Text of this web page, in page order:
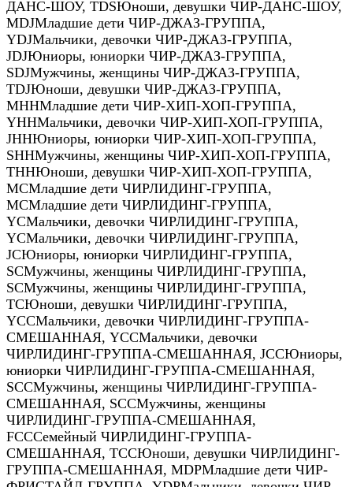
ДАНС-ШОУ, TDSЮноши, девушки ЧИР-ДАНС-ШОУ,
MDJМладшие дети ЧИР-ДЖАЗ-ГРУППА,
YDJМальчики, девочки ЧИР-ДЖАЗ-ГРУППА,
JDJЮниоры, юниорки ЧИР-ДЖАЗ-ГРУППА,
SDJМужчины, женщины ЧИР-ДЖАЗ-ГРУППА,
TDJЮноши, девушки ЧИР-ДЖАЗ-ГРУППА,
MHHМладшие дети ЧИР-ХИП-ХОП-ГРУППА,
YHHМальчики, девочки ЧИР-ХИП-ХОП-ГРУППА,
JHHЮниоры, юниорки ЧИР-ХИП-ХОП-ГРУППА,
SHHМужчины, женщины ЧИР-ХИП-ХОП-ГРУППА,
THHЮноши, девушки ЧИР-ХИП-ХОП-ГРУППА,
MCМладшие дети ЧИРЛИДИНГ-ГРУППА,
MCМладшие дети ЧИРЛИДИНГ-ГРУППА,
YCМальчики, девочки ЧИРЛИДИНГ-ГРУППА,
YCМальчики, девочки ЧИРЛИДИНГ-ГРУППА,
JCЮниоры, юниорки ЧИРЛИДИНГ-ГРУППА,
SCМужчины, женщины ЧИРЛИДИНГ-ГРУППА,
SCМужчины, женщины ЧИРЛИДИНГ-ГРУППА,
TCЮноши, девушки ЧИРЛИДИНГ-ГРУППА,
YCCМальчики, девочки ЧИРЛИДИНГ-ГРУППА-
СМЕШАННАЯ, YCCМальчики, девочки
ЧИРЛИДИНГ-ГРУППА-СМЕШАННАЯ, JCCЮниоры,
юниорки ЧИРЛИДИНГ-ГРУППА-СМЕШАННАЯ,
SCCМужчины, женщины ЧИРЛИДИНГ-ГРУППА-
СМЕШАННАЯ, SCCМужчины, женщины
ЧИРЛИДИНГ-ГРУППА-СМЕШАННАЯ,
FCCСемейный ЧИРЛИДИНГ-ГРУППА-
СМЕШАННАЯ, TCCЮноши, девушки ЧИРЛИДИНГ-
ГРУППА-СМЕШАННАЯ, MDPМладшие дети ЧИР-